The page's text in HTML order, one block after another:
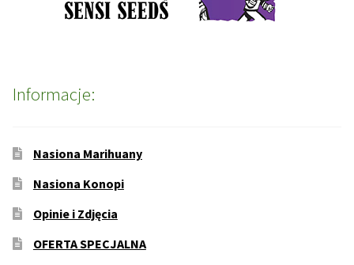
Informacje:
Nasiona Marihuany
Nasiona Konopi
Opinie i Zdjęcia
OFERTA SPECJALNA